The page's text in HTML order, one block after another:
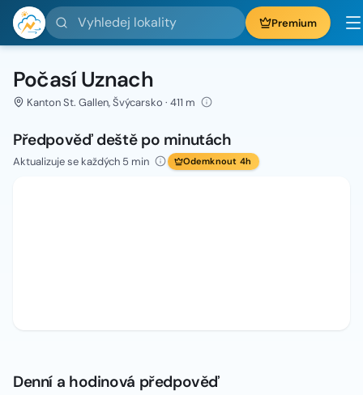
Vyhledej lokality Premium
Počasí Uznach
Kanton St. Gallen, Švýcarsko · 411 m
Předpověď deště po minutách
Aktualizuje se každých 5 min Odemknout 4h
Denní a hodinová předpověď